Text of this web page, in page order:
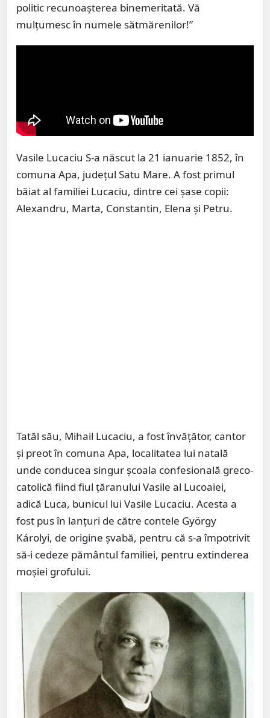
politic recunoașterea binemeritată. Vă
mulțumesc în numele sătmărenilor!”
Vasile Lucaciu S-a născut la 21 ianuarie 1852, în
comuna Apa, judeţul Satu Mare. A fost primul
băiat al familiei Lucaciu, dintre cei şase copii:
Alexandru, Marta, Constantin, Elena şi Petru.
Tatăl său, Mihail Lucaciu, a fost învăţător, cantor
şi preot în comuna Apa, localitatea lui natală
unde conducea singur şcoala confesională greco-
catolică fiind fiul ţăranului Vasile al Lucoaiei,
adică Luca, bunicul lui Vasile Lucaciu. Acesta a
fost pus în lanţuri de către contele György
Károlyi, de origine şvabă, pentru că s-a împotrivit
să-i cedeze pământul familiei, pentru extinderea
moşiei grofului.